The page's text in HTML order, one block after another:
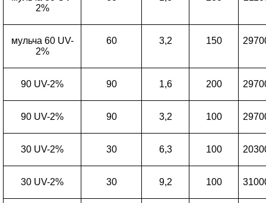
2%
мульча 60 UV-
2%
60 3,2 150
90 UV-2% 90 1,6 200
90 UV-2% 90 3,2 100
30 UV-2% 30 6,3 100
30 UV-2% 30 9,2 100